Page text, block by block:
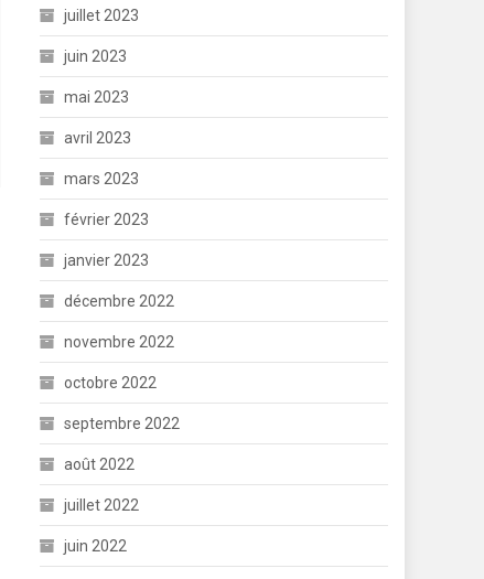
juillet 2023
juin 2023
mai 2023
avril 2023
mars 2023
février 2023
janvier 2023
décembre 2022
novembre 2022
octobre 2022
septembre 2022
août 2022
juillet 2022
juin 2022